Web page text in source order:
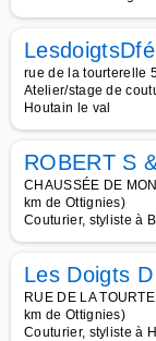
rue de la tourterelle
Atelier/stage de
Houtain le val
ROBERT S
CHAUSSÉE DE
km de Ottignies)
Couturier, styliste à
Les Doigts
RUE DE LA
km de Ottignies)
Couturier, styliste à